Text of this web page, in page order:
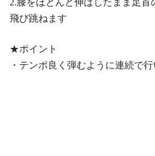
飛び跳ねます
★ポイント
・テンポ良く弾むように連続で